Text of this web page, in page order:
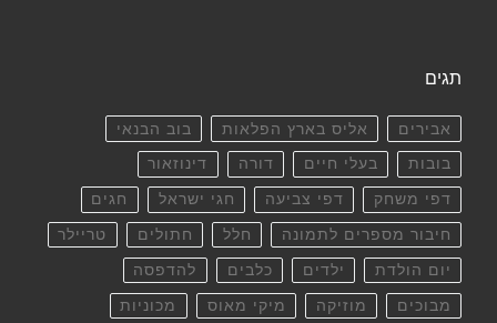
תגים
אבירים אליס בארץ הפלאות בוב הבנאי
בובות בעלי חיים דורה דינוזאור
דפי משחק דפי צביעה חגי ישראל חגים
חיבור מספרים לתמונה חלל חתולים טריילר
יום הולדת ילדים כלבים להדפסה
מבוכים מוזיקה מיקי מאוס מכוניות